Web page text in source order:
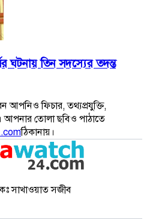
ঘটনায় তিন সদস্যের তদন্ত
আপনিও ফিচার, তথ্যপ্রযুক্তি,
আপনার তোলা ছবিও পাঠাতে
ঠিকানায়।
সাখাওয়াত সজীব